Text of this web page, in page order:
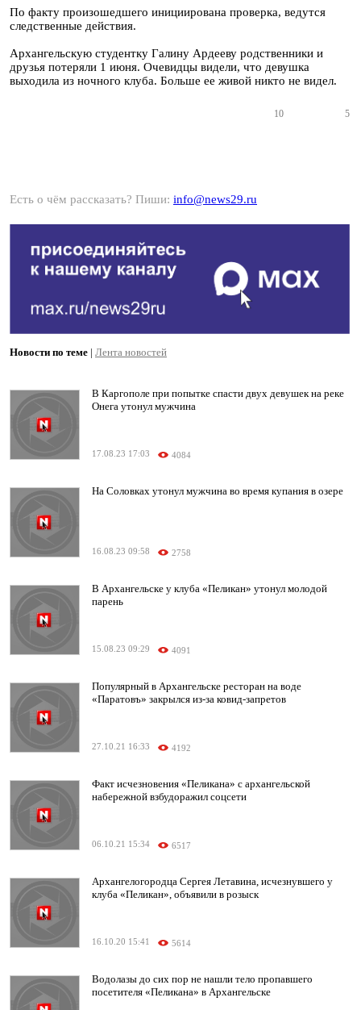
По факту произошедшего инициирована проверка, ведутся
следственные действия.
Архангельскую студентку Галину Ардееву родственники и
друзья потеряли 1 июня. Очевидцы видели, что девушка
выходила из ночного клуба. Больше ее живой никто не видел.
10 5
Есть о чём рассказать? Пиши: info@news29.ru
Новости по теме | Лента новостей
В Каргополе при попытке спасти двух девушек на реке
Онега утонул мужчина
17.08.23 17:03 4084
На Соловках утонул мужчина во время купания в озере
16.08.23 09:58 2758
В Архангельске у клуба «Пеликан» утонул молодой
парень
15.08.23 09:29 4091
Популярный в Архангельске ресторан на воде
«Паратовъ» закрылся из-за ковид-запретов
27.10.21 16:33 4192
Факт исчезновения «Пеликана» с архангельской
набережной взбудоражил соцсети
06.10.21 15:34 6517
Архангелогородца Сергея Летавина, исчезнувшего у
клуба «Пеликан», объявили в розыск
16.10.20 15:41 5614
Водолазы до сих пор не нашли тело пропавшего
посетителя «Пеликана» в Архангельске